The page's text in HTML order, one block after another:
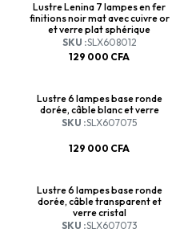
Lustre Lenina 7 lampes en fer
finitions noir mat avec cuivre or
et verre plat sphérique
SKU :SLX608012
129 000 CFA
Lustre 6 lampes base ronde
dorée, câble blanc et verre
SKU :SLX607075
129 000 CFA
Lustre 6 lampes base ronde
dorée, câble transparent et
verre cristal
SKU :SLX607073